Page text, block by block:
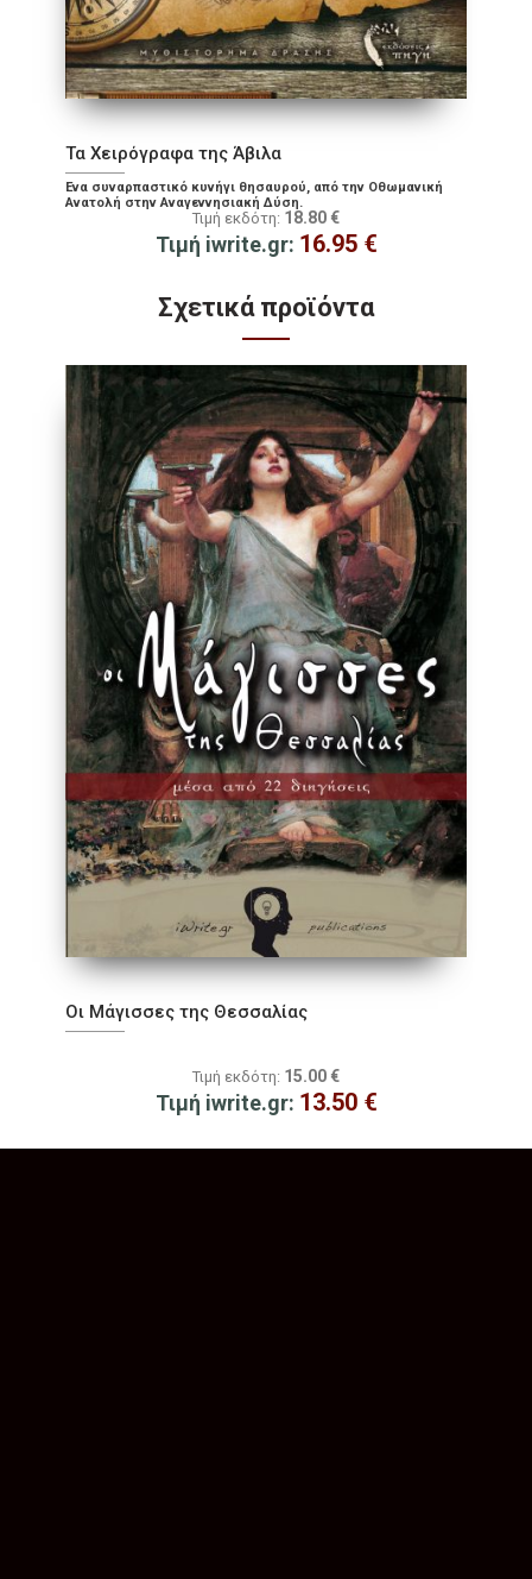
Τα Χειρόγραφα της Άβιλα
Ένα συναρπαστικό κυνήγι θησαυρού, από την Οθωμανική
Ανατολή στην Αναγεννησιακή Δύση.
Τιμή εκδότη: 18.80 €
Τιμή iwrite.gr: 16.95 €
Σχετικά προϊόντα
Οι Μάγισσες της Θεσσαλίας
Τιμή εκδότη: 15.00 €
Τιμή iwrite.gr: 13.50 €